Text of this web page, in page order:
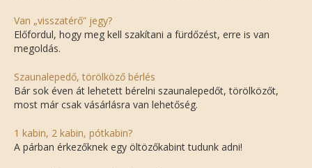
Van „visszatérő” jegy?
Előfordul, hogy meg kell szakítani a fürdőzést, erre is van
megoldás.
Szaunalepedő, törölköző bérlés
Bár sok éven át lehetett bérelni szaunalepedőt, törölközőt,
most már csak vásárlásra van lehetőség.
1 kabin, 2 kabin, pótkabin?
A párban érkezőknek egy öltözőkabint tudunk adni!